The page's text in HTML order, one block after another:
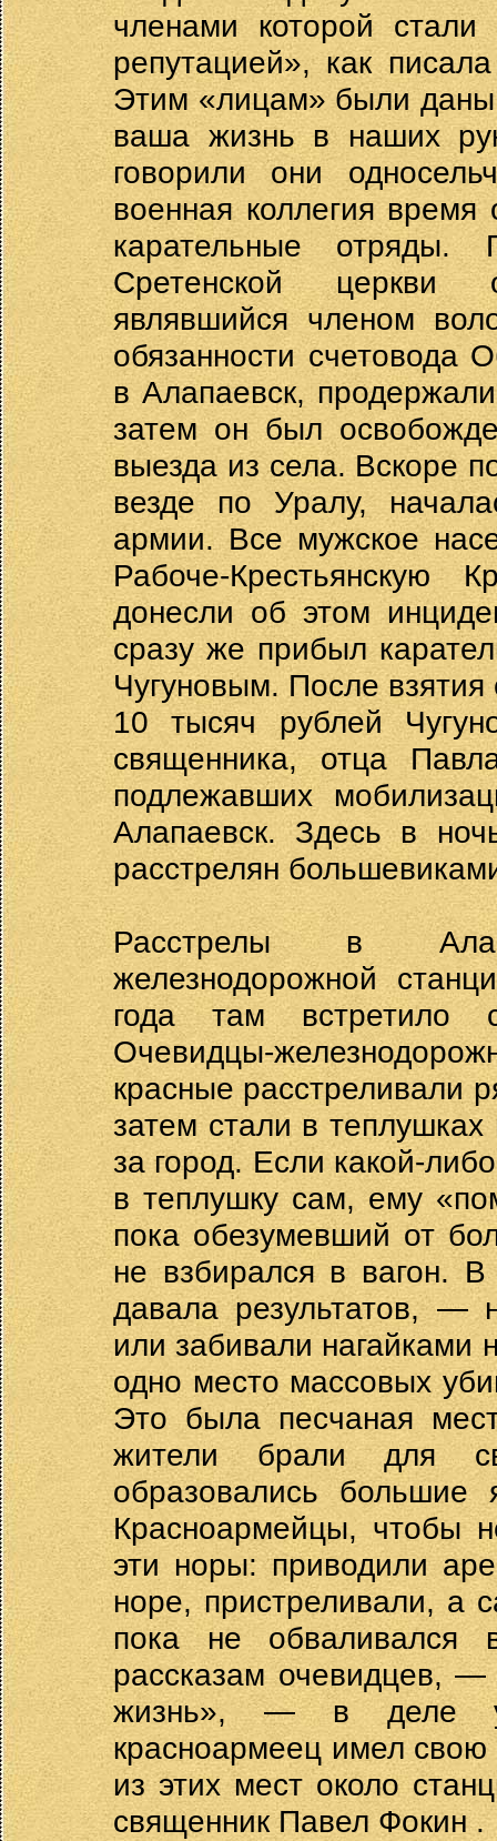
членами которой
репутацией», как
Этим «лицам» были даны
ваша жизнь в наших
говорили они
военная коллегия
карательные
Сретенской церкви
являвшийся членом
обязанности счетовода
в Алапаевск,
затем он был
выезда из села. Вскоре
везде по Уралу,
армии. Все мужское
Рабоче-Крестьянскую
донесли об этом
сразу же прибыл
Чугуновым. После
10 тысяч рублей
священника, отца
подлежавших
Алапаевск. Здесь в
расстрелян
Расстрелы в
железнодорожной
года там встретило
Очевидцы-
красные расстреливали
затем стали в
за город. Если какой-
в теплушку сам, ему
пока обезумевший от
не взбирался в вагон.
давала результатов, —
или забивали
одно место массовых
Это была песчаная
жители брали для
образовались
Красноармейцы, чтобы
эти норы: приводили
норе, пристреливали, а
пока не обваливался
рассказам очевидцев, —
жизнь», — в деле
красноармеец имел
из этих мест около
священник Павел Фокин .